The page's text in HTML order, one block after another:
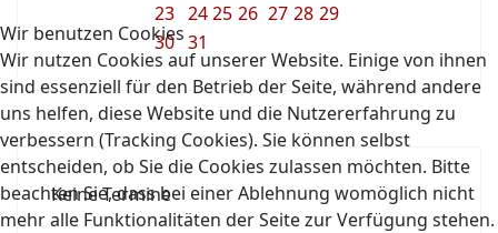
23 24 25 26 27 28 29
30 31
Keine Termine
Wir benutzen Cookies
Wir nutzen Cookies auf unserer Website. Einige von ihnen
sind essenziell für den Betrieb der Seite, während andere
uns helfen, diese Website und die Nutzererfahrung zu
verbessern (Tracking Cookies). Sie können selbst
entscheiden, ob Sie die Cookies zulassen möchten. Bitte
beachten Sie, dass bei einer Ablehnung womöglich nicht
mehr alle Funktionalitäten der Seite zur Verfügung stehen.